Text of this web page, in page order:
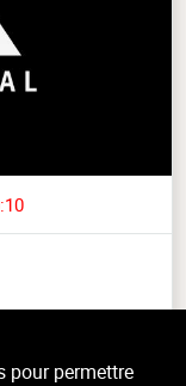
pour permettre